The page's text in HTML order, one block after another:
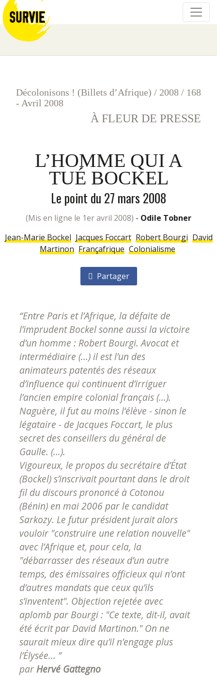
Décolonisons ! (Billets d’Afrique) / 2008 / 168
- Avril 2008
À FLEUR DE PRESSE
L’HOMME QUI A
TUÉ BOCKEL
Le point du 27 mars 2008
(mis en ligne le 1er avril 2008) - Odile Tobner
Jean-Marie Bockel Jacques Foccart Robert Bourgi David
Martinon Françafrique Colonialisme
Partager
“Entre Paris et l’Afrique, la défaite de
l’imprudent Bockel sonne aussi la victoire
d’un homme : Robert Bourgi. Avocat et
intermédiaire (...) il est l’un des
animateurs patentés des réseaux
d’influence qui continuent d’irriguer
l’ancien empire colonial français (...).
Naguère, il fut au moins l’élève - sinon le
légataire - de Jacques Foccart, le plus
secret des conseillers du général de
Gaulle. (...).
Vigoureux, le propos du secrétaire d’État
(Bockel) s’inscrivait pourtant dans le droit
fil du discours prononcé à Cotonou
(Bénin) en mai 2006 par le candidat
Sarkozy. Le futur président jurait alors
vouloir "construire une relation nouvelle"
avec l’Afrique et, pour cela, la
"débarrasser des réseaux d’un autre
temps, des émissaires officieux qui n’ont
d’autres mandats que ceux qu’ils
s’inventent". Objection rejetée avec
aplomb par Bourgi : "Ce texte, dit-il, avait
été écrit par David Martinon." On ne
saurait mieux dire qu’il n’engage plus
l’Élysée... ”
par Hervé Gattegno